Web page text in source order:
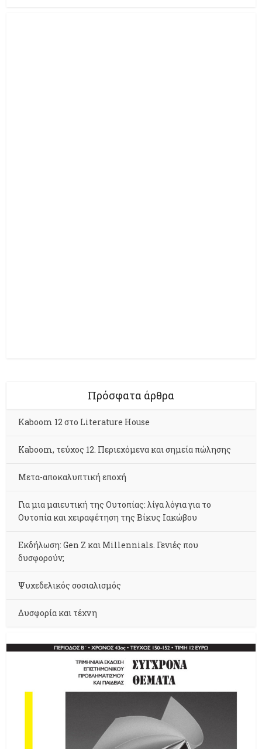
Πρόσφατα άρθρα
Kaboom 12 στο Literature House
Kaboom, τεύχος 12. Περιεχόμενα και σημεία πώλησης
Μετα-αποκαλυπτική εποχή
Για μια μαιευτική της Ουτοπίας: λίγα λόγια για το
Ουτοπία και χειραφέτηση της Βίκυς Ιακώβου
Εκδήλωση: Gen Z και Millennials. Γενιές που
δυσφορούν;
Ψυχεδελικός σοσιαλισμός
Δυσφορία και τέχνη